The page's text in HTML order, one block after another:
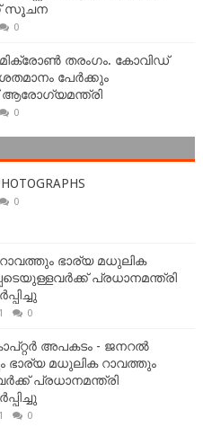
സൂചന
0
തരംഗം. കോവിഡ്
പേർക്കും
ആരോഗ്യമന്ത്രി
0
0
ഭാര്യ മധുലിക
പ്രധാനമന്ത്രി
0
അപകടം - ജനറല്‍
ഭാര്യ മധുലിക റാവത്തും
പ്രധാനമന്ത്രി
0